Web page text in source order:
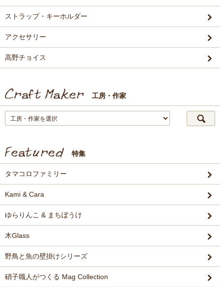
ストラップ・キーホルダー
アクセサリー
高野チョイス
工房・作家
特集
タマコロファミリー
Kami & Cara
ゆらりんこ & まちぼうけ
木Glass
野鳥と魚の壁掛けシリーズ
硝子職人がつくる Mag Collection